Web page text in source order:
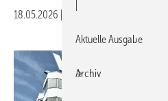
18.05.2026 Druckvorschau
Aktuelle Ausgabe
Archiv